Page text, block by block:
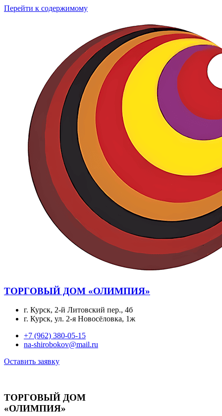
Перейти к содержимому
ТОРГОВЫЙ ДОМ «ОЛИМПИЯ»
г. Курск, 2-й Литовский пер., 4б
г. Курск, ул. 2-я Новосёловка, 1ж
+7 (962) 380-05-15
na-shirobokov@mail.ru
Оставить заявку
ТОРГОВЫЙ ДОМ
«ОЛИМПИЯ»